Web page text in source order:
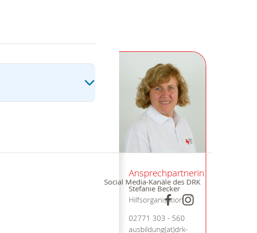
Ansprechpartnerin
Stefanie Becker
Hilfsorganisation
02771 303 - 560
ausbildung(at)drk-
Social Media-Kanäle des DRK